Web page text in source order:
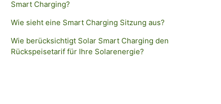
Smart Charging?
Wie sieht eine Smart Charging Sitzung aus?
Wie berücksichtigt Solar Smart Charging den
Rückspeisetarif für Ihre Solarenergie?